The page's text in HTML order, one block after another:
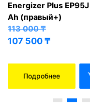
Energizer Plus
Ah (правый+)
113 000₸
107 500₸
Подробнее